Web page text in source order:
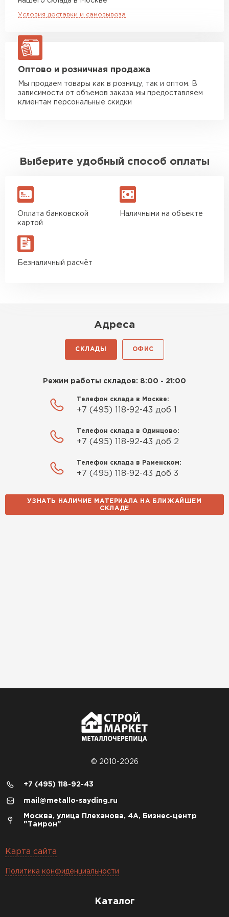
макс. длина груза 8 м
макс. длина груза 13,5 м
ЗАКАЗАТЬ С ДОСТАВКОЙ
Условия доставки и самовывоза
Оптово и розничная продажа
Мы продаем товары как в розницу, так и оптом. В
зависимости от объемов заказа мы предоставляем
клиентам персональные скидки
Выберите удобный способ оплаты
Оплата банковской
картой
Наличными на объекте
Безналичный расчёт
Адреса
СКЛАДЫ ОФИС
Режим работы складов: 8:00 - 21:00
Телефон склада в Москве:
+7 (495) 118-92-43 доб 1
Телефон склада в Одинцово:
+7 (495) 118-92-43 доб 2
Телефон склада в Раменском:
+7 (495) 118-92-43 доб 3
УЗНАТЬ НАЛИЧИЕ МАТЕРИАЛА НА БЛИЖАЙШЕМ
СКЛАДЕ
© 2010-2026
+7 (495) 118-92-43
mail@metallo-sayding.ru
Москва, улица Плеханова, 4А, Бизнес-центр
"Тамрон"
Карта сайта
Политика конфиденциальности
Каталог